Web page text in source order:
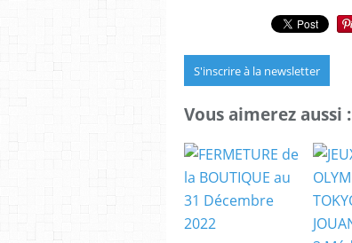
S'inscrire à la newsletter
Vous aimerez aussi :